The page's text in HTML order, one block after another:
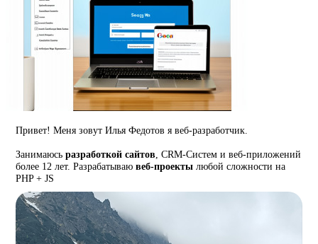
Привет! Меня зовут Илья Федотов я веб-разработчик.
Занимаюсьразработкой сайтов , CRM-Систем и веб-приложений
более 12 лет. Разрабатываювеб-проекты любой сложности на
PHP + JS